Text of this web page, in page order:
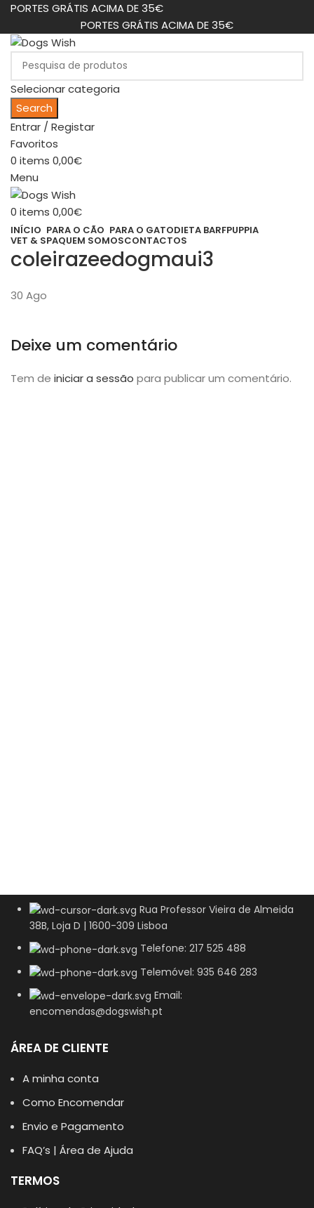
PORTES GRÁTIS ACIMA DE 35€
PORTES GRÁTIS ACIMA DE 35€
Selecionar categoria
Search
Entrar / Registar
Favoritos
0 items 0,00€
Menu
0 items 0,00€
INÍCIO PARA O CÃO PARA O GATODIETA BARFPUPPIA
VET & SPAQUEM SOMOSCONTACTOS
coleirazeedogmaui3
30 Ago
Deixe um comentário
Tem de iniciar a sessão para publicar um comentário.
Rua Professor Vieira de Almeida
38B, Loja D | 1600-309 Lisboa
Telefone: 217 525 488
Telemóvel: 935 646 283
Email:
encomendas@dogswish.pt
ÁREA DE CLIENTE
A minha conta
Como Encomendar
Envio e Pagamento
FAQ’s | Área de Ajuda
TERMOS